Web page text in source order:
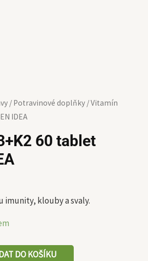
/ Potravinové doplňky / Vitamín
IDEA
60 tablet
imunity, klouby a svaly.
DO KOŠÍKU